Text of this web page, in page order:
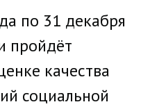
по 31 декабря
пройдёт
качества
социальной